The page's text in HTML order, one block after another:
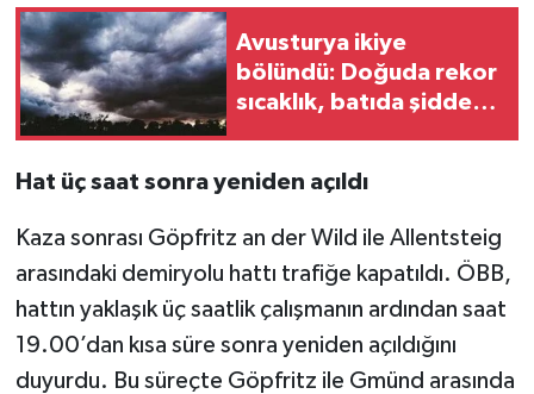
Avusturya ikiye
bölündü: Doğuda rekor
sıcaklık, batıda şiddetli
Hat üç saat sonra yeniden açıldı
Kaza sonrası Göpfritz an der Wild ile Allentsteig
arasındaki demiryolu hattı trafiğe kapatıldı. ÖBB,
hattın yaklaşık üç saatlik çalışmanın ardından saat
19.00’dan kısa süre sonra yeniden açıldığını
duyurdu. Bu süreçte Göpfritz ile Gmünd arasında